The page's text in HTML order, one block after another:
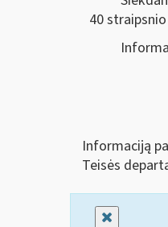
40
Informaciją
Teisės